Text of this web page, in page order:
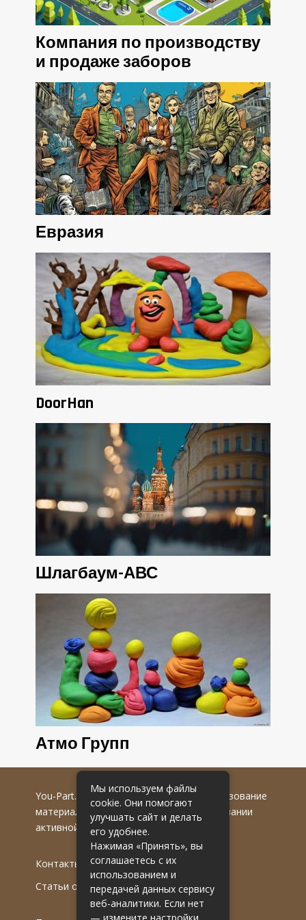
Компания по производству
и продаже заборов
Евразия
DoorHan
Шлагбаум-АВС
Атмо Групп
You-Part.ru
© 2016-2022 гг. Любое использование
материалов допускается только при указании
активной гиперссылки на первоисточник.
Контакты
Статьи от эксперта
Мы используем файлы
cookie. Они помогают
улучшать сайт и делать
его удобнее.
Нажимая «Принять», вы
соглашаетесь с их
использованием и
передачей данных сервису
веб-аналитики. Если нет